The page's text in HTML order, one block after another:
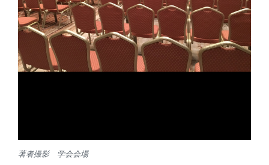
著者撮影 学会会場